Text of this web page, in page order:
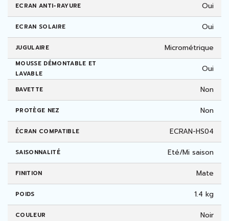
ECRAN ANTI-RAYURE Oui
ECRAN SOLAIRE Oui
JUGULAIRE Micrométrique
MOUSSE DÉMONTABLE ET
LAVABLE
Oui
BAVETTE Non
PROTÈGE NEZ Non
ÉCRAN COMPATIBLE ECRAN-HS04
SAISONNALITÉ Eté/Mi saison
FINITION Mate
POIDS 1.4 kg
COULEUR Noir